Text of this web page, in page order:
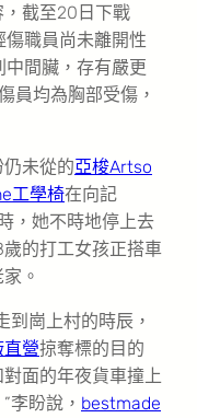
截至20日下戰
職員尚未離開性
間臟，存有嚴更
員均為胸部受傷，
未從的亞梭Artso
工學椅在向記
，她不時地停上去
歲的打工女孩正搭車
。
到崗上村的時辰，
營掠奪標的目的
面的年夜貨車撞上
李盼說， bestmade